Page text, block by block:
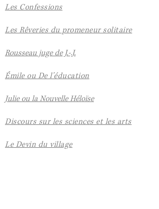
Les Confessions
Les Rêveries du promeneur solitaire
Rousseau juge de J.-.J.
Émile ou De l'éducation
Julie ou la Nouvelle Héloïse
Discours sur les sciences et les arts
Le Devin du village